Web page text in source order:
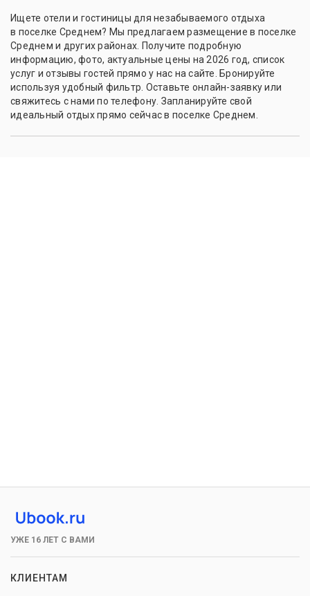
Ищете отели и гостиницы для незабываемого отдыха
в поселке Среднем? Мы предлагаем размещение в поселке
Среднем и других районах. Получите подробную
информацию, фото, актуальные цены на 2026 год, список
услуг и отзывы гостей прямо у нас на сайте. Бронируйте
используя удобный фильтр. Оставьте онлайн-заявку или
свяжитесь с нами по телефону. Запланируйте свой
идеальный отдых прямо сейчас в поселке Среднем.
УЖЕ 16 ЛЕТ С ВАМИ
КЛИЕНТАМ